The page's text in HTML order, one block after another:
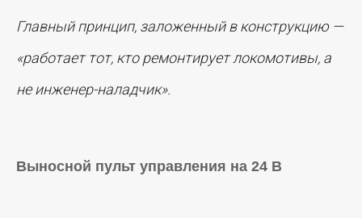
Главный принцип, заложенный в конструкцию —
«работает тот, кто ремонтирует локомотивы, а
не инженер-наладчик».
Выносной пульт управления на 24 В